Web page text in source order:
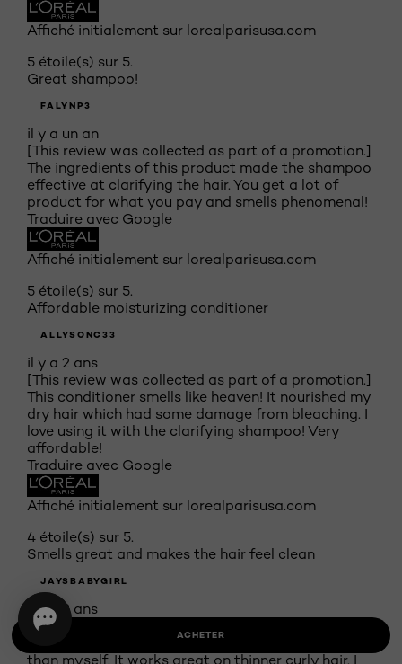
Affiché initialement sur lorealparisusa.com
5 étoile(s) sur 5.
Great shampoo!
FALYNP3
il y a un an
[This review was collected as part of a promotion.]
The ingredients of this product made the shampoo
effective at clarifying the hair. You get a lot of
product for what you pay and smells phenomenal!
Traduire avec Google
Affiché initialement sur lorealparisusa.com
5 étoile(s) sur 5.
Affordable moisturizing conditioner
ALLYSONC33
il y a 2 ans
[This review was collected as part of a promotion.]
This conditioner smells like heaven! It nourished my
dry hair which had some damage from bleaching. I
love using it with the clarifying shampoo! Very
affordable!
Traduire avec Google
Affiché initialement sur lorealparisusa.com
4 étoile(s) sur 5.
Smells great and makes the hair feel clean
JAYSBABYGIRL
il y a 2 ans
[This review was collected as part of a promotion.]
I loved using this shampoo on my toddler more
than myself. It works great on thinner curly hair. I
ACHETER